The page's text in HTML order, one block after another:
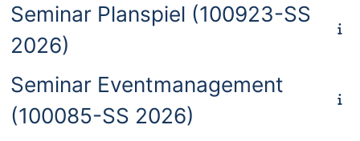
Seminar Planspiel (100923-SS
2026)
Seminar Eventmanagement
(100085-SS 2026)